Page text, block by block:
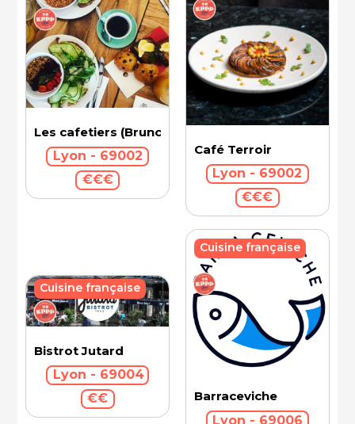
Les cafetiers (Brunch)
Lyon - 69002
€€€
Café Terroir
Lyon - 69002
€€€
Bistrot Jutard
Lyon - 69004
€€
Cuisine française
Barraceviche
Lyon - 69006
Cuisine française